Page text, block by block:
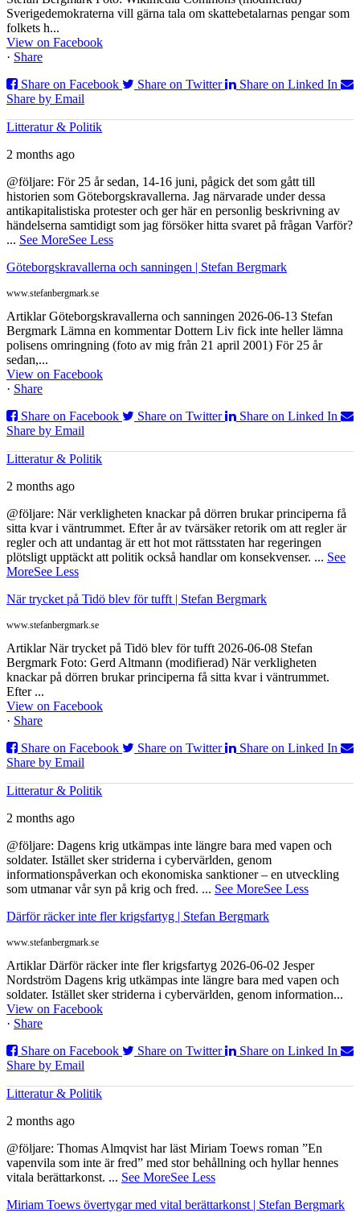
Sverigedemokraterna vill gärna tala om skattebetalarnas pengar som
folkets h...
View on Facebook
· Share
Share on Facebook
Share on Twitter
Share on Linked In
Share by Email
Litteratur & Politik
2 months ago
@följare: För 25 år sedan, 14-16 juni, pågick det som gått till
historien som Göteborgskravallerna. Jag närvarade under dessa
antikapitalistiska protester och ger här en personlig beskrivning av
händelserna samtidigt som jag försöker hitta svaret på frågan Varför?
... See MoreSee Less
Göteborgskravallerna och sanningen | Stefan Bergmark
www.stefanbergmark.se
Artiklar Göteborgskravallerna och sanningen 2026-06-13 Stefan
Bergmark Lämna en kommentar Dottern Liv fick inte heller lämna
polisens omringning (foto av mig från 21 april 2001) För 25 år
sedan,...
View on Facebook
· Share
Share on Facebook
Share on Twitter
Share on Linked In
Share by Email
Litteratur & Politik
2 months ago
@följare: När verkligheten knackar på dörren brukar principerna få
sitta kvar i väntrummet. Efter år av tvärsäker retorik om att regler är
regler och att undantag är ett hot mot rättsstaten har regeringen
plötsligt upptäckt att politik också handlar om konsekvenser. ... See
MoreSee Less
När trycket på Tidö blev för tufft | Stefan Bergmark
www.stefanbergmark.se
Artiklar När trycket på Tidö blev för tufft 2026-06-08 Stefan
Bergmark Foto: Gerd Altmann (modifierad) När verkligheten
knackar på dörren brukar principerna få sitta kvar i väntrummet.
Efter ...
View on Facebook
· Share
Share on Facebook
Share on Twitter
Share on Linked In
Share by Email
Litteratur & Politik
2 months ago
@följare: Dagens krig utkämpas inte längre bara med vapen och
soldater. Istället sker striderna i cybervärlden, genom
informationspåverkan och ekonomiska sanktioner – en utveckling
som utmanar vår syn på krig och fred. ... See MoreSee Less
Därför räcker inte fler krigsfartyg | Stefan Bergmark
www.stefanbergmark.se
Artiklar Därför räcker inte fler krigsfartyg 2026-06-02 Jesper
Nordström Dagens krig utkämpas inte längre bara med vapen och
soldater. Istället sker striderna i cybervärlden, genom information...
View on Facebook
· Share
Share on Facebook
Share on Twitter
Share on Linked In
Share by Email
Litteratur & Politik
2 months ago
@följare: Thomas Almqvist har läst Miriam Toews roman ”En
vapenvila som inte är fred” med stor behållning och hyllar hennes
vitala berättarkonst. ... See MoreSee Less
Miriam Toews övertygar med vital berättarkonst | Stefan Bergmark